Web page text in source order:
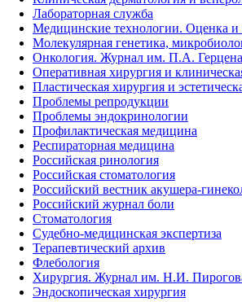
Лабораторная служба
Медицинские технологии. Оценка
Молекулярная генетика,
Онкология. Журнал им. П.А. Герцена
Оперативная хирургия и
Пластическая хирургия и
Проблемы репродукции
Проблемы эндокринологии
Профилактическая медицина
Респираторная медицина
Российская ринология
Российская стоматология
Российский вестник акушера-
Российский журнал боли
Стоматология
Судебно-медицинская экспертиза
Терапевтический архив
Флебология
Хирургия. Журнал им. Н.И.
Эндоскопическая хирургия